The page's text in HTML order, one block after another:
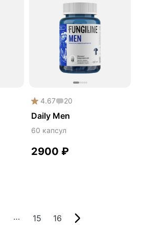
4.67 20
Daily Men
60 капсул
2900 ₽
… 15 16